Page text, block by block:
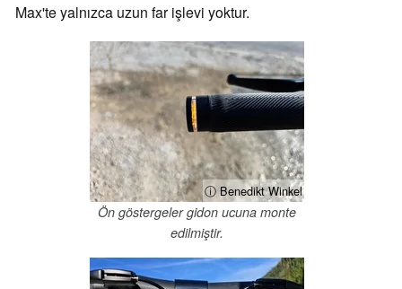
Max'te yalnızca uzun far işlevi yoktur.
ⓘ Benedikt Winkel
Ön göstergeler gidon ucuna monte
edilmiştir.